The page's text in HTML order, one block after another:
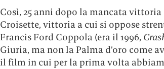
Così, 25 anni dopo la mancata vittoria
Croisette, vittoria a cui si oppose
Francis Ford Coppola (era il 1996,
Giuria, ma non la Palma d’oro come
il film in cui per la prima volta